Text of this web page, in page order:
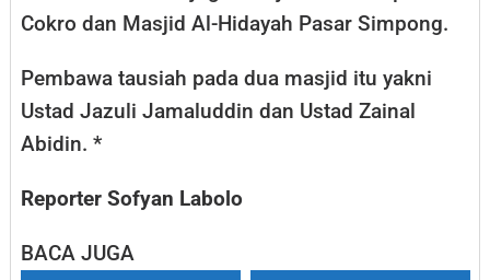
Cokro dan Masjid Al-Hidayah Pasar Simpong.
Pembawa tausiah pada dua masjid itu yakni
Ustad Jazuli Jamaluddin dan Ustad Zainal
Abidin. *
Reporter Sofyan Labolo
BACA JUGA